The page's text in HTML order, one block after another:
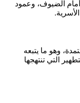
أمام الضيوف، وعمود
وهو ما يتبعه
التي تنتهجها